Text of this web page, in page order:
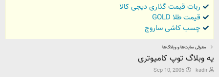
ربات قیمت گذاری دیجی کالا
قیمت طلا GOLD
چسب کاشی ساروج
معرفی سایت‌ها و وبلاگ‌ها
یه وبلاگ توپ کامیوتری
ش
kadir
تSep 10, 2005